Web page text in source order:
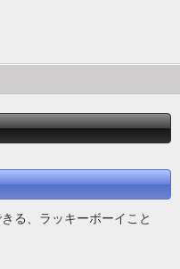
る、ラッキーボーイこと